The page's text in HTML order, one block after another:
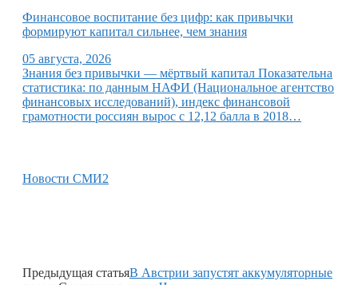
Финансовое воспитание без цифр: как привычки
формируют капитал сильнее, чем знания
05 августа, 2026
Знания без привычки — мёртвый капитал Показательна
статистика: по данным НАФИ (Национальное агентство
финансовых исследований), индекс финансовой
грамотности россиян вырос с 12,12 балла в 2018…
Новости СМИ2
Предыдущая статьяВ Австрии запустят аккумуляторные